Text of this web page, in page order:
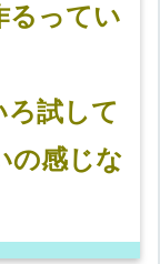
るってい
ろ試して
の感じな